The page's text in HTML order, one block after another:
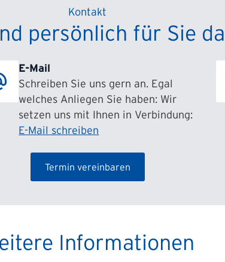
Kontakt
persönlich für Sie
E-Mail
Schreiben Sie uns gern an. Egal
welches Anliegen Sie haben: Wir
setzen uns mit Ihnen in Verbindung:
E-Mail schreiben
Termin vereinbaren
Informationen